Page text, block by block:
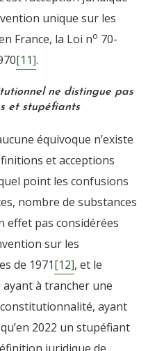
narcotique :
conceptuel et
Chouvy 31 March 2025
unique sur les
France, la Loi no 70-
[11].
ne distingue pas
et stupéfiants
équivoque n’existe
et acceptions
point les confusions
nombre de substances
effet pas considérées
sur les
de 1971[12], et le
à trancher une
ayant
2022 un stupéfiant